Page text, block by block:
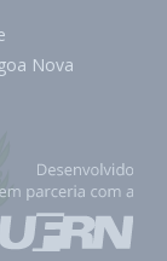
Nova